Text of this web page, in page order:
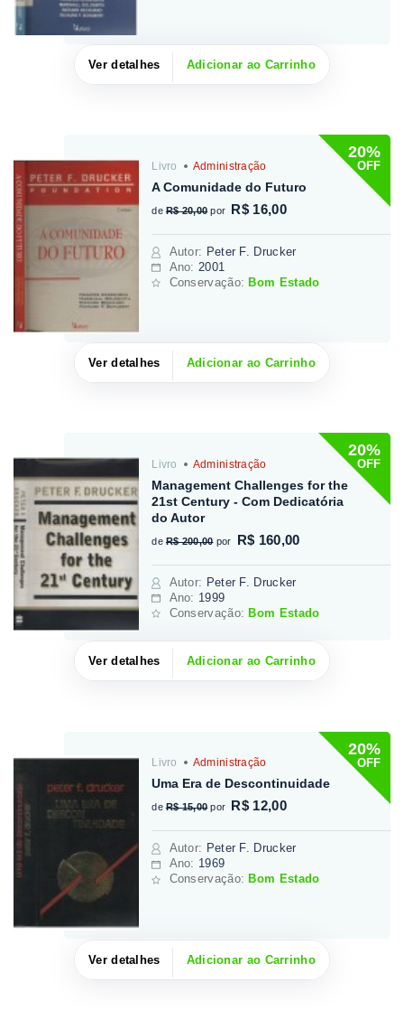
Ver detalhes Adicionar ao Carrinho
20%
OFF
Livro Administração
A Comunidade do Futuro
de R$ 20,00 por R$ 16,00
Autor: Peter F. Drucker
Ano: 2001
Conservação:Bom Estado
Ver detalhes Adicionar ao Carrinho
20%
OFF
Livro Administração
Management Challenges for the
21st Century - Com Dedicatória
do Autor
de R$ 200,00 por R$ 160,00
Autor: Peter F. Drucker
Ano: 1999
Conservação: Bom Estado
Ver detalhes Adicionar ao Carrinho
20%
OFF
Livro Administração
Uma Era de Descontinuidade
de R$ 15,00 por R$ 12,00
Autor: Peter F. Drucker
Ano: 1969
Conservação: Bom Estado
Ver detalhes Adicionar ao Carrinho